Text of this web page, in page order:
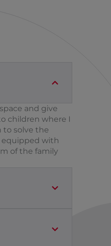
and give
children where I
to solve the
equipped with
of the family